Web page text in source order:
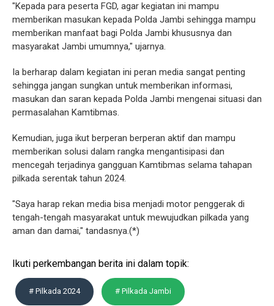
"Kepada para peserta FGD, agar kegiatan ini mampu
memberikan masukan kepada Polda Jambi sehingga mampu
memberikan manfaat bagi Polda Jambi khususnya dan
masyarakat Jambi umumnya," ujarnya.
Ia berharap dalam kegiatan ini peran media sangat penting
sehingga jangan sungkan untuk memberikan informasi,
masukan dan saran kepada Polda Jambi mengenai situasi dan
permasalahan Kamtibmas.
Kemudian, juga ikut berperan berperan aktif dan mampu
memberikan solusi dalam rangka mengantisipasi dan
mencegah terjadinya gangguan Kamtibmas selama tahapan
pilkada serentak tahun 2024.
"Saya harap rekan media bisa menjadi motor penggerak di
tengah-tengah masyarakat untuk mewujudkan pilkada yang
aman dan damai," tandasnya.(*)
Ikuti perkembangan berita ini dalam topik:
# Pilkada 2024 # Pilkada Jambi